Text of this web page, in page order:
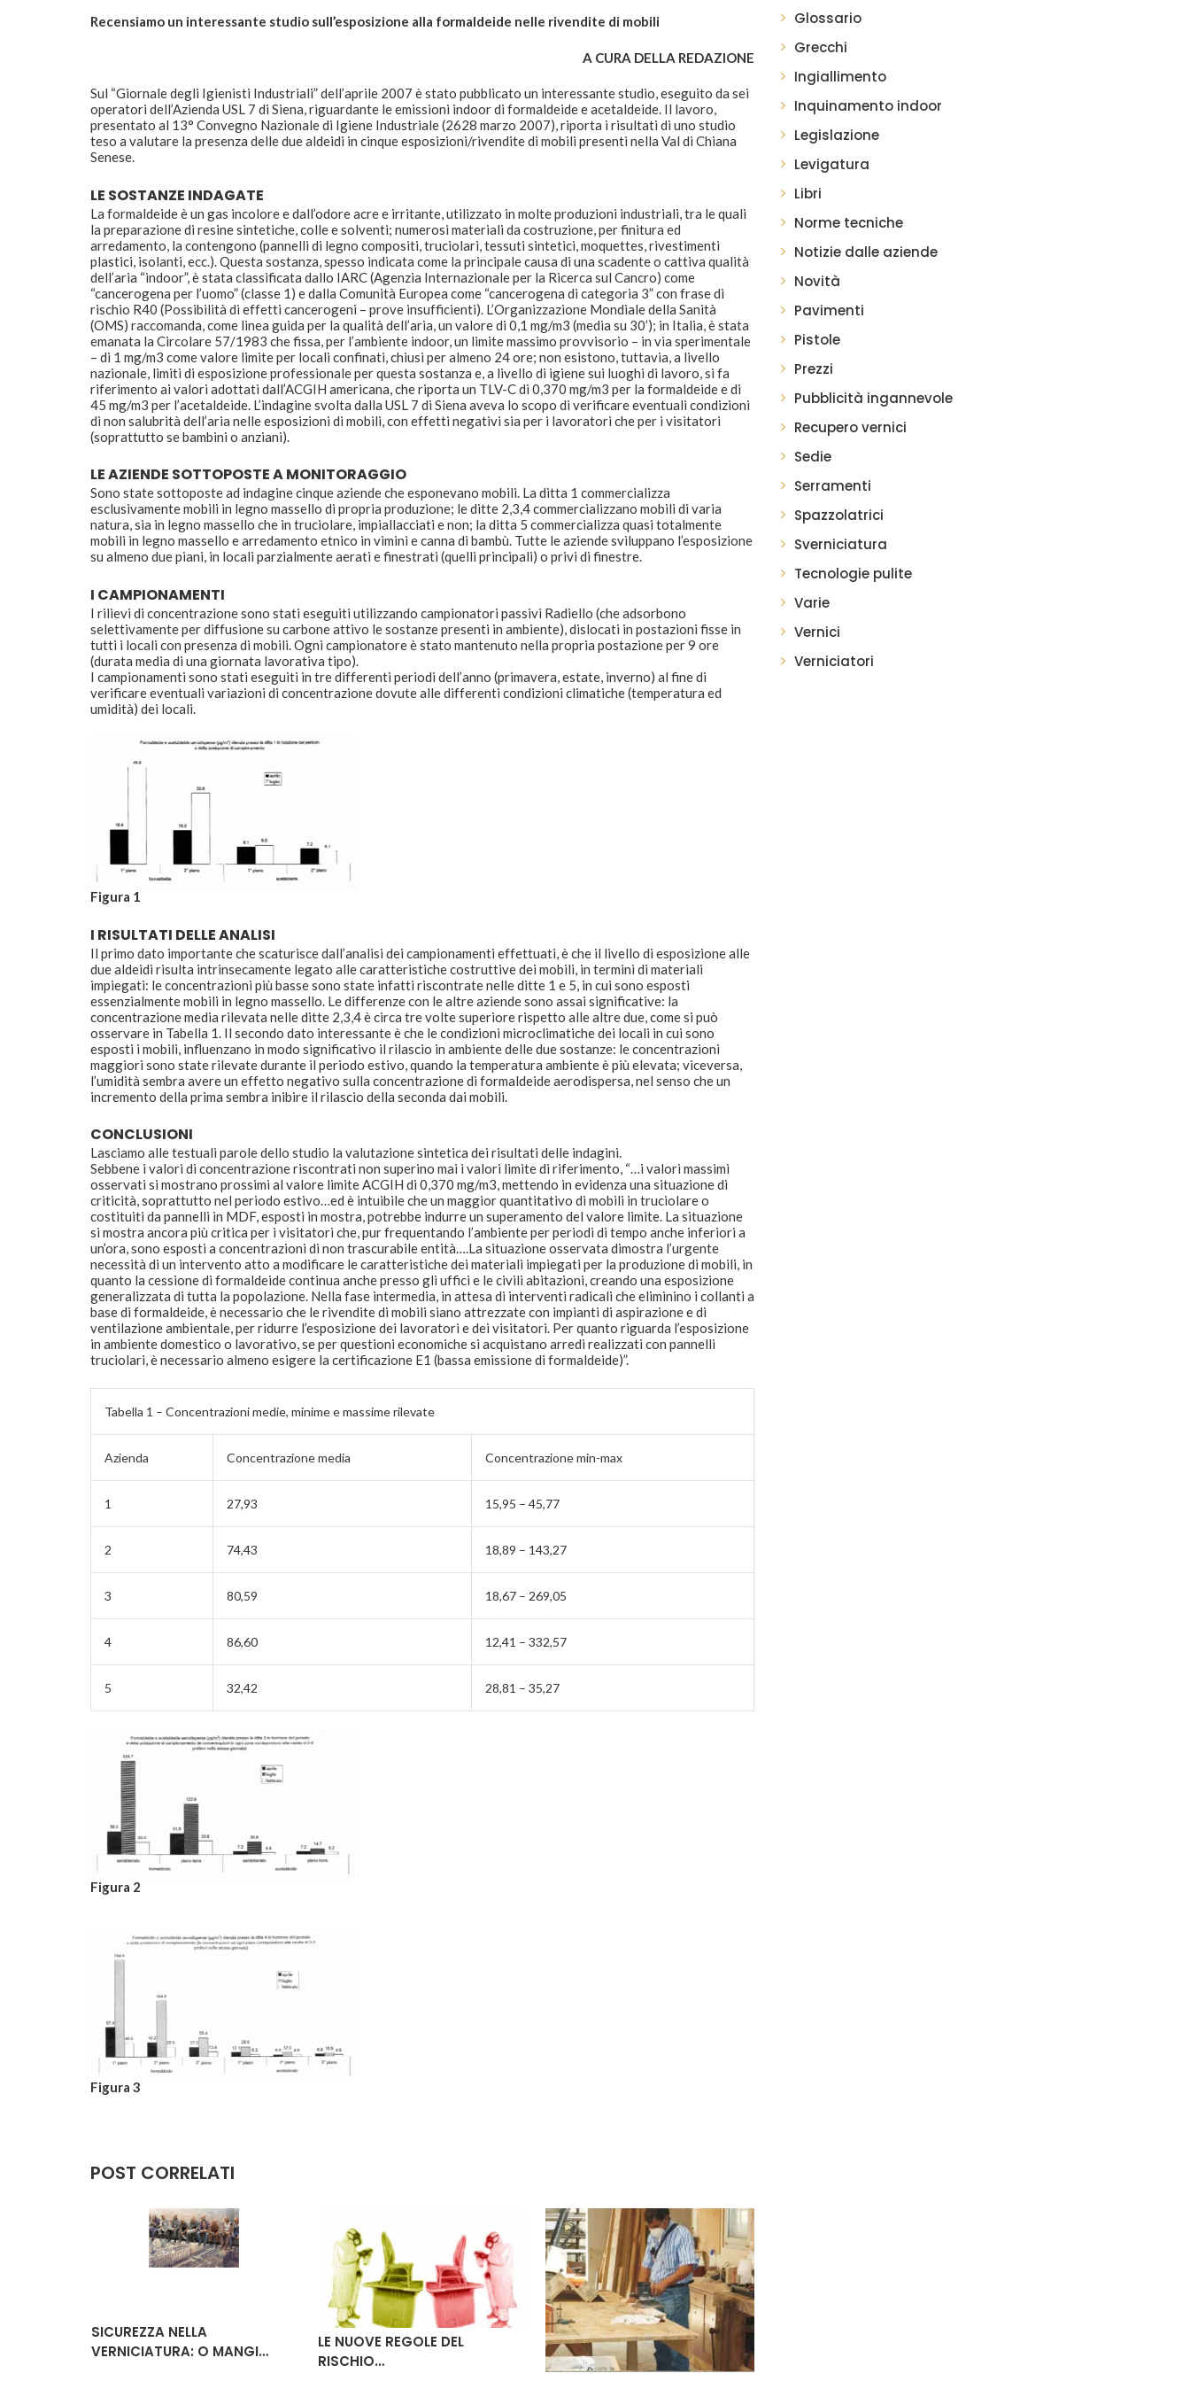
Recensiamo un interessante studio sull’esposizione alla formaldeide nelle rivendite di mobili
A CURA DELLA REDAZIONE
Sul “Giornale degli Igienisti Industriali” dell’aprile 2007 è stato pubblicato un interessante studio, eseguito da sei
operatori dell’Azienda USL 7 di Siena, riguardante le emissioni indoor di formaldeide e acetaldeide. Il lavoro,
presentato al 13° Convegno Nazionale di Igiene Industriale (2628 marzo 2007), riporta i risultati di uno studio
teso a valutare la presenza delle due aldeidi in cinque esposizioni/rivendite di mobili presenti nella Val di Chiana
Senese.
LE SOSTANZE INDAGATE
La formaldeide è un gas incolore e dall’odore acre e irritante, utilizzato in molte produzioni industriali, tra le quali
la preparazione di resine sintetiche, colle e solventi; numerosi materiali da costruzione, per finitura ed
arredamento, la contengono (pannelli di legno compositi, truciolari, tessuti sintetici, moquettes, rivestimenti
plastici, isolanti, ecc.). Questa sostanza, spesso indicata come la principale causa di una scadente o cattiva qualità
dell’aria “indoor”, è stata classificata dallo IARC (Agenzia Internazionale per la Ricerca sul Cancro) come
“cancerogena per l’uomo” (classe 1) e dalla Comunità Europea come “cancerogena di categoria 3” con frase di
rischio R40 (Possibilità di effetti cancerogeni – prove insufficienti). L’Organizzazione Mondiale della Sanità
(OMS) raccomanda, come linea guida per la qualità dell’aria, un valore di 0,1 mg/m3 (media su 30’); in Italia, è stata
emanata la Circolare 57/1983 che fissa, per l’ambiente indoor, un limite massimo provvisorio – in via sperimentale
– di 1 mg/m3 come valore limite per locali confinati, chiusi per almeno 24 ore; non esistono, tuttavia, a livello
nazionale, limiti di esposizione professionale per questa sostanza e, a livello di igiene sui luoghi di lavoro, si fa
riferimento ai valori adottati dall’ACGIH americana, che riporta un TLV-C di 0,370 mg/m3 per la formaldeide e di
45 mg/m3 per l’acetaldeide. L’indagine svolta dalla USL 7 di Siena aveva lo scopo di verificare eventuali condizioni
di non salubrità dell’aria nelle esposizioni di mobili, con effetti negativi sia per i lavoratori che per i visitatori
(soprattutto se bambini o anziani).
LE AZIENDE SOTTOPOSTE A MONITORAGGIO
Sono state sottoposte ad indagine cinque aziende che esponevano mobili. La ditta 1 commercializza
esclusivamente mobili in legno massello di propria produzione; le ditte 2,3,4 commercializzano mobili di varia
natura, sia in legno massello che in truciolare, impiallacciati e non; la ditta 5 commercializza quasi totalmente
mobili in legno massello e arredamento etnico in vimini e canna di bambù. Tutte le aziende sviluppano l’esposizione
su almeno due piani, in locali parzialmente aerati e finestrati (quelli principali) o privi di finestre.
I CAMPIONAMENTI
I rilievi di concentrazione sono stati eseguiti utilizzando campionatori passivi Radiello (che adsorbono
selettivamente per diffusione su carbone attivo le sostanze presenti in ambiente), dislocati in postazioni fisse in
tutti i locali con presenza di mobili. Ogni campionatore è stato mantenuto nella propria postazione per 9 ore
(durata media di una giornata lavorativa tipo).
I campionamenti sono stati eseguiti in tre differenti periodi dell’anno (primavera, estate, inverno) al fine di
verificare eventuali variazioni di concentrazione dovute alle differenti condizioni climatiche (temperatura ed
umidità) dei locali.
Figura 1
I RISULTATI DELLE ANALISI
Il primo dato importante che scaturisce dall’analisi dei campionamenti effettuati, è che il livello di esposizione alle
due aldeidi risulta intrinsecamente legato alle caratteristiche costruttive dei mobili, in termini di materiali
impiegati: le concentrazioni più basse sono state infatti riscontrate nelle ditte 1 e 5, in cui sono esposti
essenzialmente mobili in legno massello. Le differenze con le altre aziende sono assai significative: la
concentrazione media rilevata nelle ditte 2,3,4 è circa tre volte superiore rispetto alle altre due, come si può
osservare in Tabella 1. Il secondo dato interessante è che le condizioni microclimatiche dei locali in cui sono
esposti i mobili, influenzano in modo significativo il rilascio in ambiente delle due sostanze: le concentrazioni
maggiori sono state rilevate durante il periodo estivo, quando la temperatura ambiente è più elevata; viceversa,
l’umidità sembra avere un effetto negativo sulla concentrazione di formaldeide aerodispersa, nel senso che un
incremento della prima sembra inibire il rilascio della seconda dai mobili.
CONCLUSIONI
Lasciamo alle testuali parole dello studio la valutazione sintetica dei risultati delle indagini.
Sebbene i valori di concentrazione riscontrati non superino mai i valori limite di riferimento, “…i valori massimi
osservati si mostrano prossimi al valore limite ACGIH di 0,370 mg/m3, mettendo in evidenza una situazione di
criticità, soprattutto nel periodo estivo…ed è intuibile che un maggior quantitativo di mobili in truciolare o
costituiti da pannelli in MDF, esposti in mostra, potrebbe indurre un superamento del valore limite. La situazione
si mostra ancora più critica per i visitatori che, pur frequentando l’ambiente per periodi di tempo anche inferiori a
un’ora, sono esposti a concentrazioni di non trascurabile entità….La situazione osservata dimostra l’urgente
necessità di un intervento atto a modificare le caratteristiche dei materiali impiegati per la produzione di mobili, in
quanto la cessione di formaldeide continua anche presso gli uffici e le civili abitazioni, creando una esposizione
generalizzata di tutta la popolazione. Nella fase intermedia, in attesa di interventi radicali che eliminino i collanti a
base di formaldeide, è necessario che le rivendite di mobili siano attrezzate con impianti di aspirazione e di
ventilazione ambientale, per ridurre l’esposizione dei lavoratori e dei visitatori. Per quanto riguarda l’esposizione
in ambiente domestico o lavorativo, se per questioni economiche si acquistano arredi realizzati con pannelli
truciolari, è necessario almeno esigere la certificazione E1 (bassa emissione di formaldeide)”.
Tabella 1 – Concentrazioni medie, minime e massime rilevate
Azienda Concentrazione media Concentrazione min-max
1 27,93 15,95 – 45,77
2 74,43 18,89 – 143,27
3 80,59 18,67 – 269,05
4 86,60 12,41 – 332,57
5 32,42 28,81 – 35,27
Figura 2
Figura 3
POST CORRELATI
SICUREZZA NELLA
VERNICIATURA: O MANGI…
LE NUOVE REGOLE DEL
RISCHIO…
Glossario
Grecchi
Ingiallimento
Inquinamento indoor
Legislazione
Levigatura
Libri
Norme tecniche
Notizie dalle aziende
Novità
Pavimenti
Pistole
Prezzi
Pubblicità ingannevole
Recupero vernici
Sedie
Serramenti
Spazzolatrici
Sverniciatura
Tecnologie pulite
Varie
Vernici
Verniciatori